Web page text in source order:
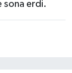
sona erdi.